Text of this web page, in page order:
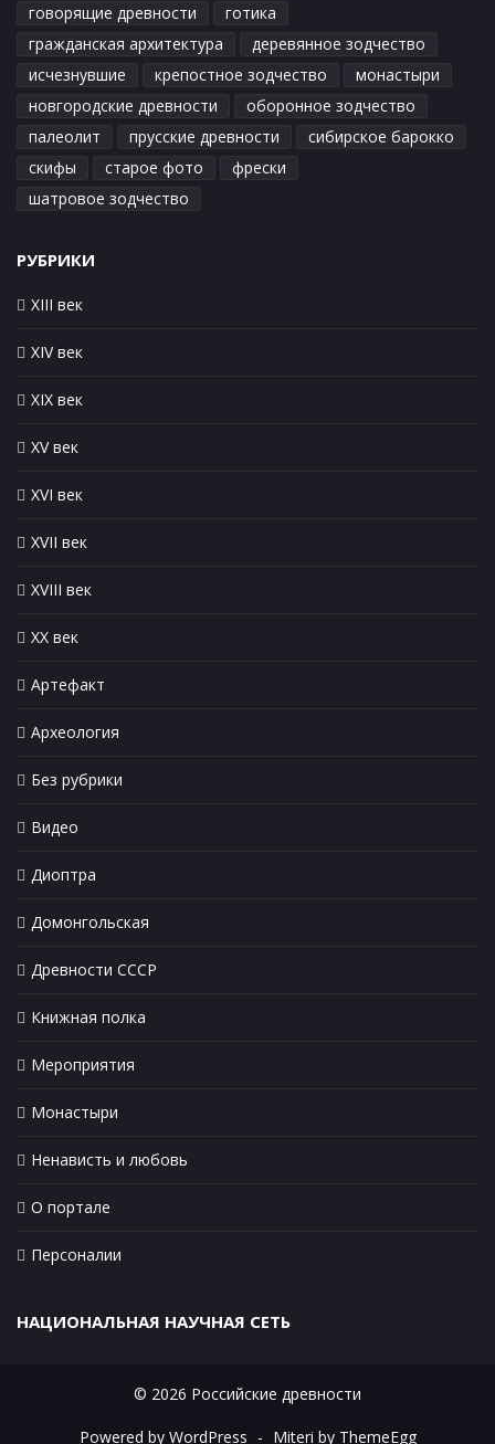
говорящие древности
готика
гражданская архитектура
деревянное зодчество
исчезнувшие
крепостное зодчество
монастыри
новгородские древности
оборонное зодчество
палеолит
прусские древности
сибирское барокко
скифы
старое фото
фрески
шатровое зодчество
РУБРИКИ
XIII век
XIV век
XIX век
XV век
XVI век
XVII век
XVIII век
XX век
Артефакт
Археология
Без рубрики
Видео
Диоптра
Домонгольская
Древности СССР
Книжная полка
Мероприятия
Монастыри
Ненависть и любовь
О портале
Персоналии
НАЦИОНАЛЬНАЯ НАУЧНАЯ СЕТЬ
© 2026 Российские древности
Powered by WordPress - Miteri by ThemeEgg